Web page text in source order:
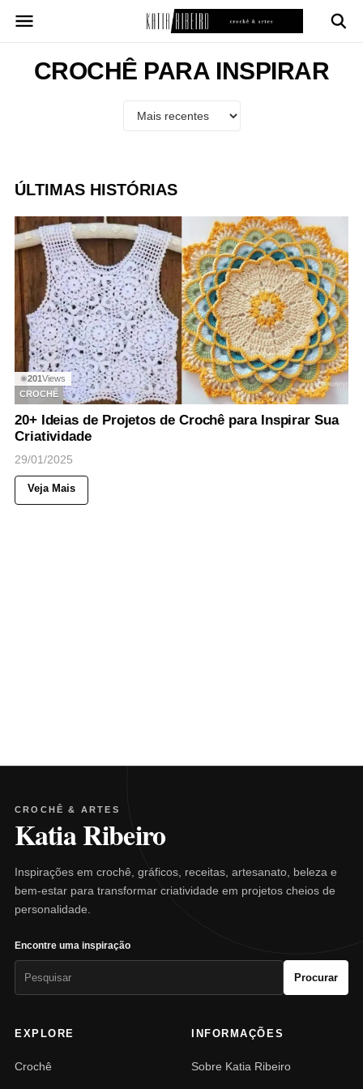
para
conteúdoCROCHÊ PARA INSPIRAR
ÚLTIMAS HISTÓRIAS
◉201Views
CROCHÊ
20+ Ideias de Projetos de Crochê para Inspirar Sua
Criatividade
29/01/2025
Veja Mais
CROCHÊ & ARTES
Katia Ribeiro
Inspirações em crochê, gráficos, receitas, artesanato, beleza e
bem-estar para transformar criatividade em projetos cheios de
personalidade.
Encontre uma inspiração
Procurar
EXPLORE
Crochê
INFORMAÇÕES
Sobre Katia Ribeiro